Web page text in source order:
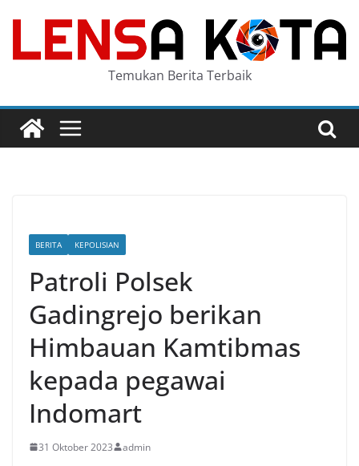
content
Temukan Berita Terbaik
BERITA KEPOLISIAN
Patroli Polsek
Gadingrejo berikan
Himbauan Kamtibmas
kepada pegawai
Indomart
31 Oktober 2023 admin